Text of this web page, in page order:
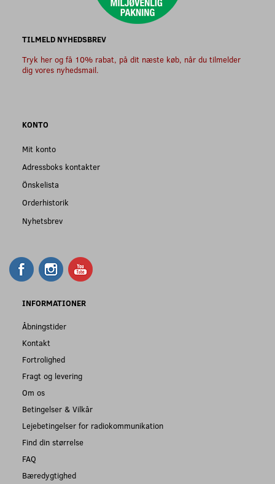
TILMELD NYHEDSBREV
Tryk her og få 10% rabat, på dit næste køb, når du tilmelder
dig vores nyhedsmail.
KONTO
Mit konto
Adressboks kontakter
Önskelista
Orderhistorik
Nyhetsbrev
INFORMATIONER
Åbningstider
Kontakt
Fortrolighed
Fragt og levering
Om os
Betingelser & Vilkår
Lejebetingelser for radiokommunikation
Find din størrelse
FAQ
Bæredygtighed